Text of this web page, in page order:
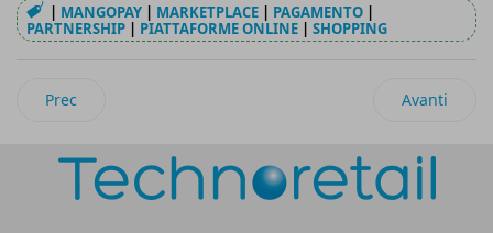
| MANGOPAY | MARKETPLACE | PAGAMENTO |
PARTNERSHIP | PIATTAFORME ONLINE | SHOPPING
Articolo precedente: Il 60% delle aziende sta
Prec Articolo
Avanti